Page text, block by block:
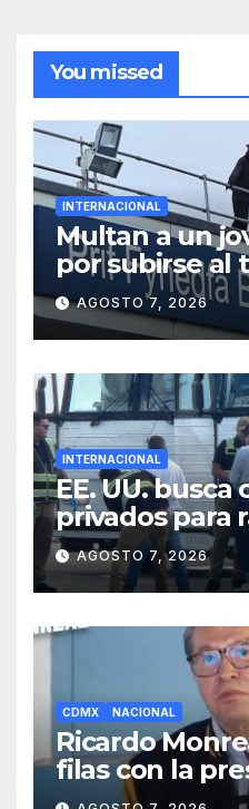
You missed
INTERNACIONAL
Multan a un
por subirse al
hospital
Muerte» en
AGOSTO 7, 2026
INTERNACIONAL
EE. UU. busca
privados para
cobrar multas
deportados en
AGOSTO 7, 2026
CDMX NACIONAL
Ricardo
filas con la
Claudia